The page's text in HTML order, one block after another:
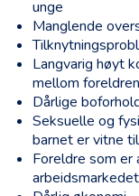
unge
Manglende
Langvarig høyt
mellom
Dårlige
Seksuelle og
barnet er vitne
Foreldre som